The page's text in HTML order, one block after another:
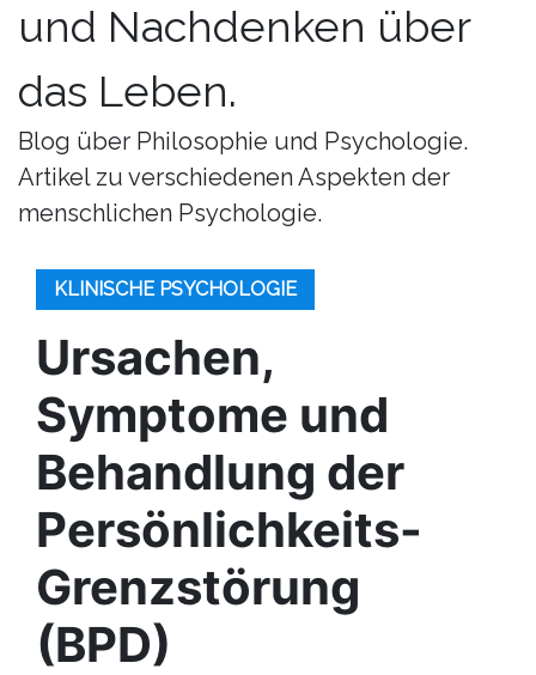
und Nachdenken über
das Leben.
Blog über Philosophie und Psychologie.
Artikel zu verschiedenen Aspekten der
menschlichen Psychologie.
KLINISCHE PSYCHOLOGIE
Ursachen,
Symptome und
Behandlung der
Persönlichkeits-
Grenzstörung
(BPD)